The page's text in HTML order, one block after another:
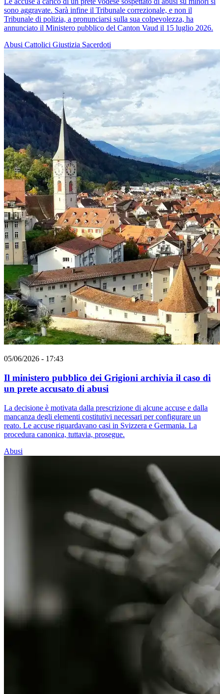
sono aggravate. Sarà infine il Tribunale correzionale, e non il
Tribunale di polizia, a pronunciarsi sulla sua colpevolezza, ha
annunciato il Ministero pubblico del Canton Vaud il 15 luglio 2026.
Abusi Cattolici Giustizia Sacerdoti
05/06/2026 - 17:43
Il ministero pubblico dei Grigioni archivia il caso di
un prete accusato di abusi
La decisione è motivata dalla prescrizione di alcune accuse e dalla
mancanza degli elementi costitutivi necessari per configurare un
reato. Le accuse riguardavano casi in Svizzera e Germania. La
procedura canonica, tuttavia, prosegue.
Abusi